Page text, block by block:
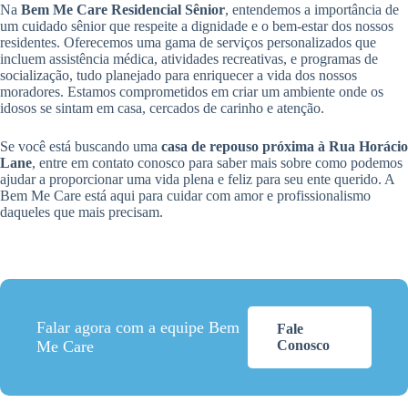
Na Bem Me Care Residencial Sênior, entendemos a importância de
um cuidado sênior que respeite a dignidade e o bem-estar dos nossos
residentes. Oferecemos uma gama de serviços personalizados que
incluem assistência médica, atividades recreativas, e programas de
socialização, tudo planejado para enriquecer a vida dos nossos
moradores. Estamos comprometidos em criar um ambiente onde os
idosos se sintam em casa, cercados de carinho e atenção.
Se você está buscando uma casa de repouso próxima à Rua Horácio
Lane, entre em contato conosco para saber mais sobre como podemos
ajudar a proporcionar uma vida plena e feliz para seu ente querido. A
Bem Me Care está aqui para cuidar com amor e profissionalismo
daqueles que mais precisam.
Falar agora com a equipe Bem
Me Care
Fale
Conosco